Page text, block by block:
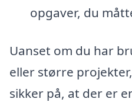
opgaver, du
Uanset om du har
eller større
sikker på, at der er